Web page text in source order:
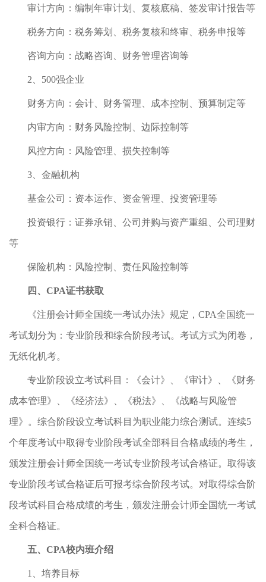
审计方向：编制年审计划、复核底稿、签发审计报告等
税务方向：税务筹划、税务复核和终审、税务申报等
咨询方向：战略咨询、财务管理咨询等
2、500强企业
财务方向：会计、财务管理、成本控制、预算制定等
内审方向：财务风险控制、边际控制等
风控方向：风险管理、损失控制等
3、金融机构
基金公司：资本运作、资金管理、投资管理等
投资银行：证券承销、公司并购与资产重组、公司理财
等
保险机构：风险控制、责任风险控制等
四、CPA证书获取
《注册会计师全国统一考试办法》规定，CPA全国统一
考试划分为：专业阶段和综合阶段考试。考试方式为闭卷，
无纸化机考。
专业阶段设立考试科目：《会计》、《审计》、《财务
成本管理》、《经济法》、《税法》、《战略与风险管
理》。综合阶段设立考试科目为职业能力综合测试。连续5
个年度考试中取得专业阶段考试全部科目合格成绩的考生，
颁发注册会计师全国统一考试专业阶段考试合格证。取得该
专业阶段考试合格证后可报考综合阶段考试。对取得综合阶
段考试科目合格成绩的考生，颁发注册会计师全国统一考试
全科合格证。
五、CPA校内班介绍
1、培养目标